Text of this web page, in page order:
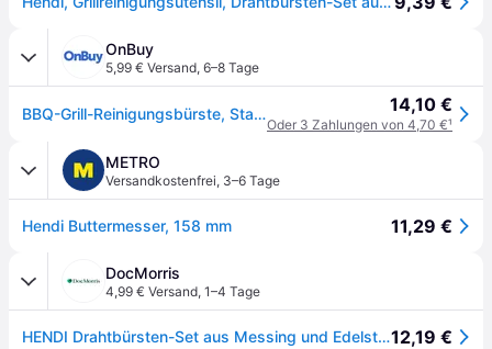
OnBuy
5,99 € Versand, 6–8 Tage
BBQ-Grill-Reinigungsbürste, Stahl- und Messingborsten, 2er-SET, Länge 290 mm - Hendi 525555 14,10 €
Oder 3 Zahlungen von 4,70 €¹
METRO
Versandkostenfrei, 3–6 Tage
Hendi Buttermesser, 158 mm 11,29 €
DocMorris
4,99 € Versand, 1–4 Tage
HENDI Drahtbürsten-Set aus Messing und Edelstahl - 2 Stk., 2 Stk., (L)290mm12,19 €